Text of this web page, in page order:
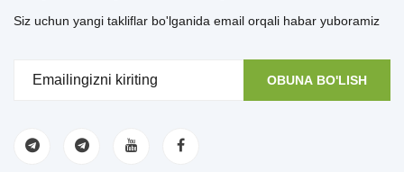
Siz uchun yangi takliflar bo'lganida email orqali habar yuboramiz
OBUNA BO'LISH